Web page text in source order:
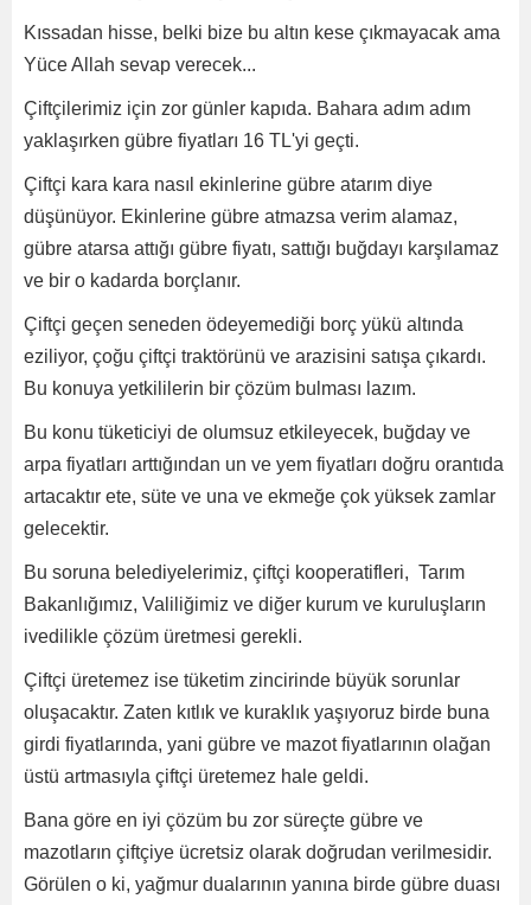
Kıssadan hisse, belki bize bu altın kese çıkmayacak ama
Yüce Allah sevap verecek...
Çiftçilerimiz için zor günler kapıda. Bahara adım adım
yaklaşırken gübre fiyatları 16 TL'yi geçti.
Çiftçi kara kara nasıl ekinlerine gübre atarım diye
düşünüyor. Ekinlerine gübre atmazsa verim alamaz,
gübre atarsa attığı gübre fiyatı, sattığı buğdayı karşılamaz
ve bir o kadarda borçlanır.
Çiftçi geçen seneden ödeyemediği borç yükü altında
eziliyor, çoğu çiftçi traktörünü ve arazisini satışa çıkardı.
Bu konuya yetkililerin bir çözüm bulması lazım.
Bu konu tüketiciyi de olumsuz etkileyecek, buğday ve
arpa fiyatları arttığından un ve yem fiyatları doğru orantıda
artacaktır ete, süte ve una ve ekmeğe çok yüksek zamlar
gelecektir.
Bu soruna belediyelerimiz, çiftçi kooperatifleri, Tarım
Bakanlığımız, Valiliğimiz ve diğer kurum ve kuruluşların
ivedilikle çözüm üretmesi gerekli.
Çiftçi üretemez ise tüketim zincirinde büyük sorunlar
oluşacaktır. Zaten kıtlık ve kuraklık yaşıyoruz birde buna
girdi fiyatlarında, yani gübre ve mazot fiyatlarının olağan
üstü artmasıyla çiftçi üretemez hale geldi.
Bana göre en iyi çözüm bu zor süreçte gübre ve
mazotların çiftçiye ücretsiz olarak doğrudan verilmesidir.
Görülen o ki, yağmur dualarının yanına birde gübre duası